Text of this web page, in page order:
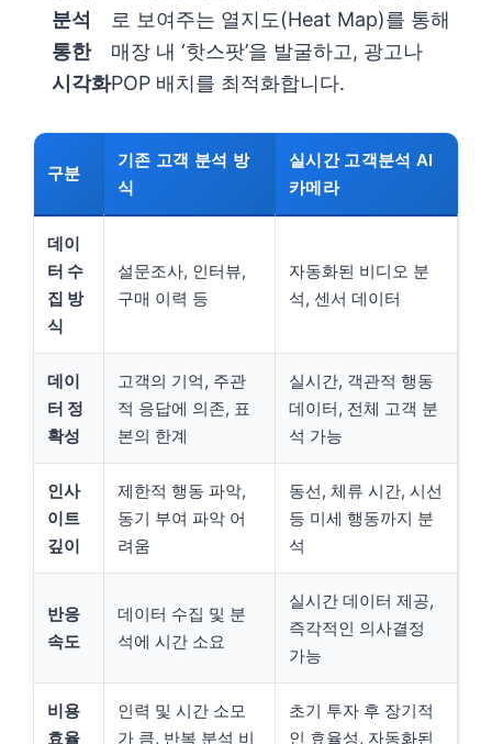
분석
통한
시각화
로 보여주는 열지도(Heat Map)를 통해
매장 내 ‘핫스팟’을 발굴하고, 광고나
POP 배치를 최적화합니다.
구분
기존 고객 분석 방
식
실시간 고객분석 AI
카메라
데이
터 수
집 방
식
설문조사, 인터뷰,
구매 이력 등
자동화된 비디오 분
석, 센서 데이터
데이
터 정
확성
고객의 기억, 주관
적 응답에 의존, 표
본의 한계
실시간, 객관적 행동
데이터, 전체 고객 분
석 가능
인사
이트
깊이
제한적 행동 파악,
동기 부여 파악 어
려움
동선, 체류 시간, 시선
등 미세 행동까지 분
석
반응
속도
데이터 수집 및 분
석에 시간 소요
실시간 데이터 제공,
즉각적인 의사결정
가능
비용
효율
인력 및 시간 소모
가 큼, 반복 분석 비
초기 투자 후 장기적
인 효율성, 자동화된